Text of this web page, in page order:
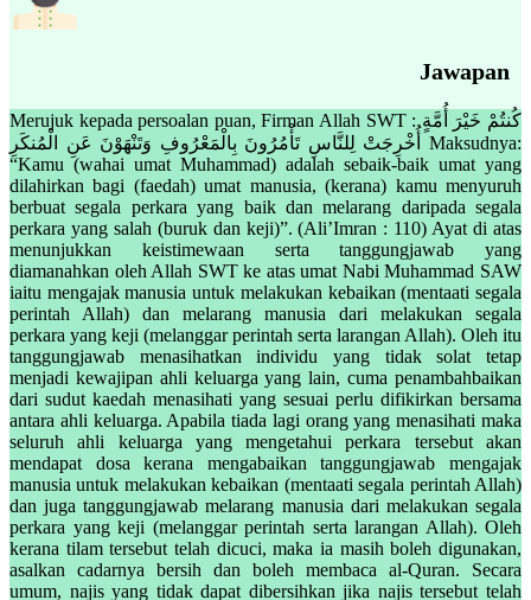
Jawapan
Merujuk kepada persoalan puan, Firman Allah SWT : كُنتُمْ خَيْرَ أُمَّةٍ
أُخْرِجَتْ لِلنَّاسِ تَأْمُرُونَ بِالْمَعْرُوفِ وَتَنْهَوْنَ عَنِ الْمُنكَرِ Maksudnya:
“Kamu (wahai umat Muhammad) adalah sebaik-baik umat yang
dilahirkan bagi (faedah) umat manusia, (kerana) kamu menyuruh
berbuat segala perkara yang baik dan melarang daripada segala
perkara yang salah (buruk dan keji)”. (Ali’Imran : 110) Ayat di atas
menunjukkan keistimewaan serta tanggungjawab yang
diamanahkan oleh Allah SWT ke atas umat Nabi Muhammad SAW
iaitu mengajak manusia untuk melakukan kebaikan (mentaati segala
perintah Allah) dan melarang manusia dari melakukan segala
perkara yang keji (melanggar perintah serta larangan Allah). Oleh itu
tanggungjawab menasihatkan individu yang tidak solat tetap
menjadi kewajipan ahli keluarga yang lain, cuma penambahbaikan
dari sudut kaedah menasihati yang sesuai perlu difikirkan bersama
antara ahli keluarga. Apabila tiada lagi orang yang menasihati maka
seluruh ahli keluarga yang mengetahui perkara tersebut akan
mendapat dosa kerana mengabaikan tanggungjawab mengajak
manusia untuk melakukan kebaikan (mentaati segala perintah Allah)
dan juga tanggungjawab melarang manusia dari melakukan segala
perkara yang keji (melanggar perintah serta larangan Allah). Oleh
kerana tilam tersebut telah dicuci, maka ia masih boleh digunakan,
asalkan cadarnya bersih dan boleh membaca al-Quran. Secara
umum, najis yang tidak dapat dibersihkan jika najis tersebut telah